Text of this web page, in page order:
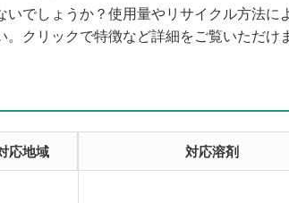
でしょうか？使用量やリサイクル方法
クリックで特徴など詳細をご覧いただけま
応地域 対応溶剤